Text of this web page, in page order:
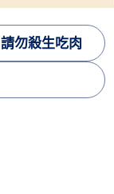
請勿殺生吃肉